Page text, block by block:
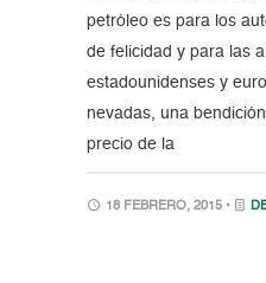
petróleo es para los
de felicidad y para las
estadounidenses y
nevadas, una
precio de la
18 FEBRERO, 2015 •